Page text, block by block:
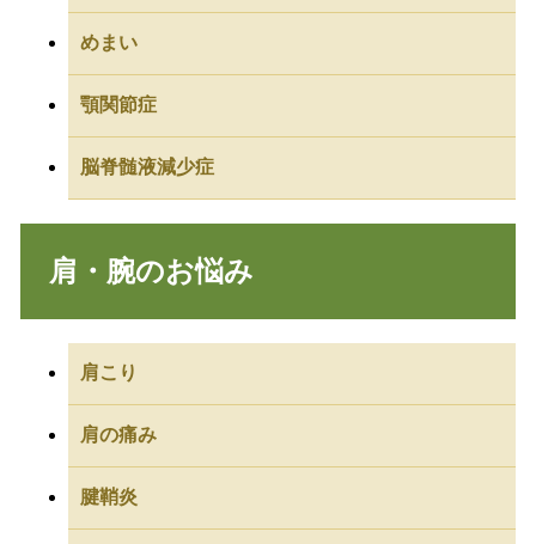
めまい
顎関節症
脳脊髄液減少症
肩・腕のお悩み
肩こり
肩の痛み
腱鞘炎